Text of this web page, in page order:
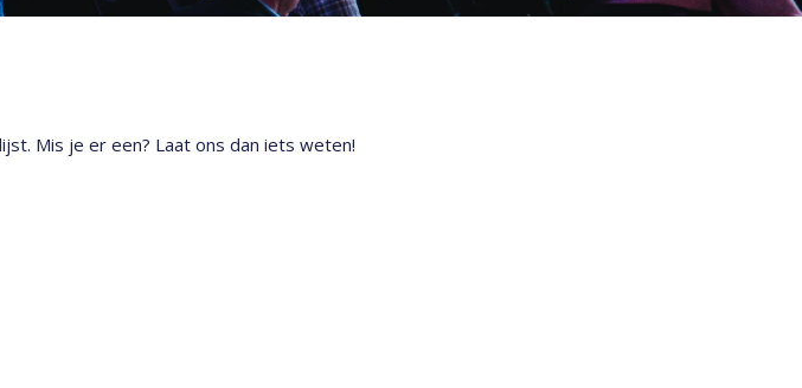
Mis je er een? Laat ons dan iets weten!